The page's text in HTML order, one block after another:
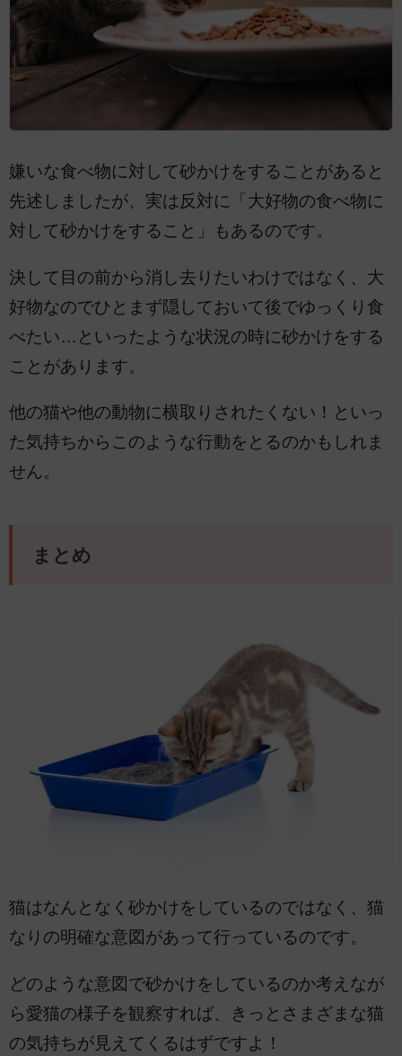
嫌いな食べ物に対して砂かけをすることがあると
先述しましたが、実は反対に「大好物の食べ物に
対して砂かけをすること」もあるのです。
決して目の前から消し去りたいわけではなく、大
好物なのでひとまず隠しておいて後でゆっくり食
べたい…といったような状況の時に砂かけをする
ことがあります。
他の猫や他の動物に横取りされたくない！といっ
た気持ちからこのような行動をとるのかもしれま
せん。
まとめ
猫はなんとなく砂かけをしているのではなく、猫
なりの明確な意図があって行っているのです。
どのような意図で砂かけをしているのか考えなが
ら愛猫の様子を観察すれば、きっとさまざまな猫
の気持ちが見えてくるはずですよ！